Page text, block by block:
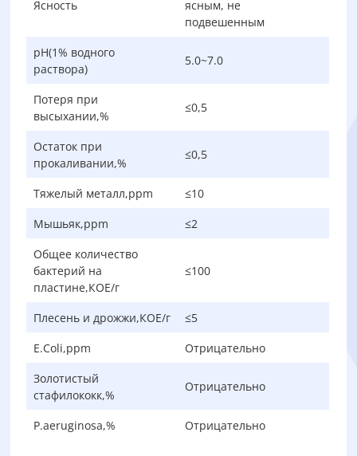
Ясность
ясным, не
подвешенным
pH(1% водного
раствора)
5.0~7.0
Потеря при
высыхании,%
≤0,5
Остаток при
прокаливании,%
≤0,5
Тяжелый металл,ppm
≤10
Мышьяк,ppm
≤2
Общее количество
бактерий на
пластине,КОЕ/г
≤100
Плесень и дрожжи,КОЕ/г
≤5
E.Coli,ppm
Отрицательно
Золотистый
стафилококк,%
Отрицательно
P.aeruginosa,% Отрицательно